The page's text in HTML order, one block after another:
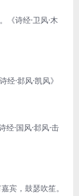
诗经·卫风·木
·邶风·凯风》
·国风·邶风·击
，鼓瑟吹笙。